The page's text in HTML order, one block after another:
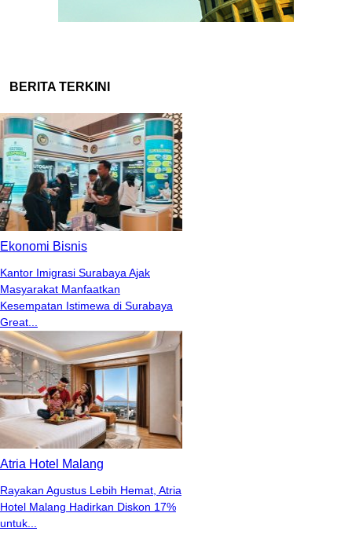
BERITA TERKINI
Ekonomi Bisnis
Kantor Imigrasi Surabaya Ajak
Masyarakat Manfaatkan
Kesempatan Istimewa di Surabaya
Great...
Atria Hotel Malang
Rayakan Agustus Lebih Hemat, Atria
Hotel Malang Hadirkan Diskon 17%
untuk...